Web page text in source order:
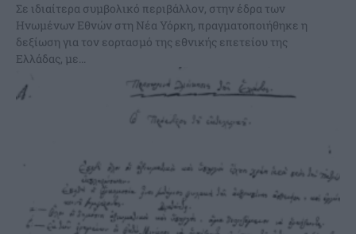
Σε ιδιαίτερα συμβολικό περιβάλλον, στην έδρα των
Ηνωμένων Εθνών στη Νέα Υόρκη, πραγματοποιήθηκε η
δεξίωση για τον εορτασμό της εθνικής επετείου της
Ελλάδας, με...